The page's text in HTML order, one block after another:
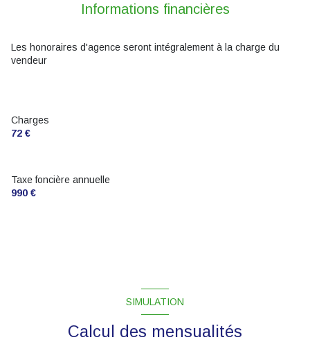
Informations financières
Les honoraires d'agence seront intégralement à la charge du
vendeur
Charges
72 €
Taxe foncière annuelle
990 €
SIMULATION
Calcul des mensualités